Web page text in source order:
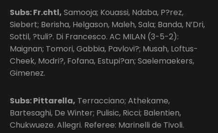
Subs: Fr.chtl, Samooja; Kouassi, Ndaba, P?rez,
Siebert; Berisha, Helgason, Maleh, Sala; Banda, N’Dri,
Sottil, ?tuli?. Di Francesco. AC MILAN (3-5-2):
Maignan; Tomori, Gabbia, Pavlovi?; Musah, Loftus-
Cheek, Modri?, Fofana, Estupi?an; Saelemaekers,
Gimenez.
Subs: Pittarella, Terracciano; Athekame,
Bartesaghi, De Winter; Pulisic, Ricci; Balentien,
Chukwueze. Allegri. Referee: Marinelli de Tivoli.